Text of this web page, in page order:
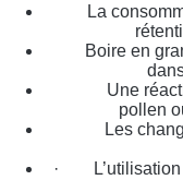
La
Boire en
Une
pollen
Les
· L’utilisation